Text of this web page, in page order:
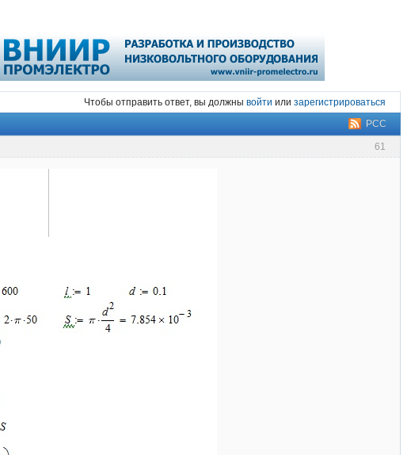
Чтобы отправить ответ, вы должны войти или зарегистрироваться
РСС
61